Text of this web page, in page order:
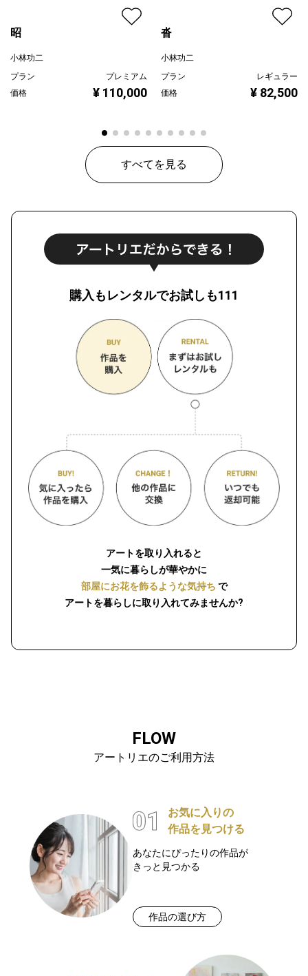
昭
小林功二
プラン
プレミアム
価格
¥ 110,000
沓
小林功二
プラン
レギュラー
価格
¥ 82,500
すべてを見る
購入もレンタルでお試しも111
アートを取り入れると
一気に暮らしが華やかに
部屋にお花を飾るような気持ち で
アートを暮らしに取り入れてみませんか?
FLOW
アートリエのご利用方法
お気に入りの
作品を見つける
あなたにぴったりの作品が
きっと見つかる
作品の選び方